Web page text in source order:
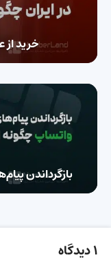
خرید از
بازگرداندن
1 دیدگاه